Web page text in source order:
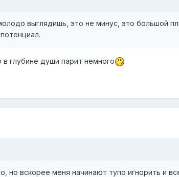
выглядишь, это не минус, это большой
глубине души парит немного
вскорее меня начинают тупо игнорить и